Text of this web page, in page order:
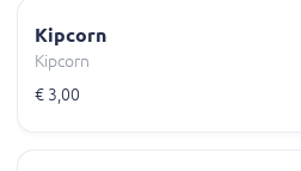
Kipcorn
Kipcorn
€ 3,00